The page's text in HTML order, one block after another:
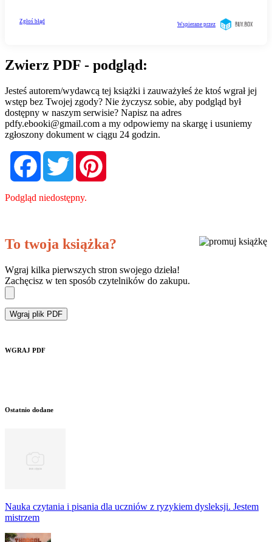
Zwierz PDF - podgląd:
Jesteś autorem/wydawcą tej książki i zauważyłeś że ktoś wgrał jej
wstęp bez Twojej zgody? Nie życzysz sobie, aby podgląd był
dostępny w naszym serwisie? Napisz na adres
pdfy.ebooki@gmail.com a my odpowiemy na skargę i usuniemy
zgłoszony dokument w ciągu 24 godzin.
FacebookTwitter
Podgląd niedostępny.
To twoja książka?
Wgraj kilka pierwszych stron swojego dzieła!
Zachęcisz w ten sposób czytelników do zakupu.
Wgraj plik PDF
WGRAJ PDF
Ostatnio dodane
Nauka czytania i pisania dla uczniów z ryzykiem dysleksji. Jestem
mistrzem